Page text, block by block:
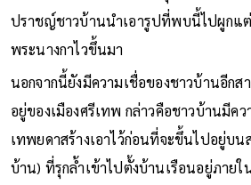
ปราชญ์ชาวบ้านนำเอารูปที่พบนี้ไปผูกแต่
พระนางกาไวขึ้นมา
นอกจากนี้ยังมีความเชื่อของชาวบ้านอีกส
อยู่ของเมืองศรีเทพ กล่าวคือชาวบ้านมีคว
เทพยดาสร้างเอาไว้ก่อนที่จะขึ้นไปอยู่บ
บ้าน) ที่รุกล้ำเข้าไปตั้งบ้านเรือนอยู่ภายใ